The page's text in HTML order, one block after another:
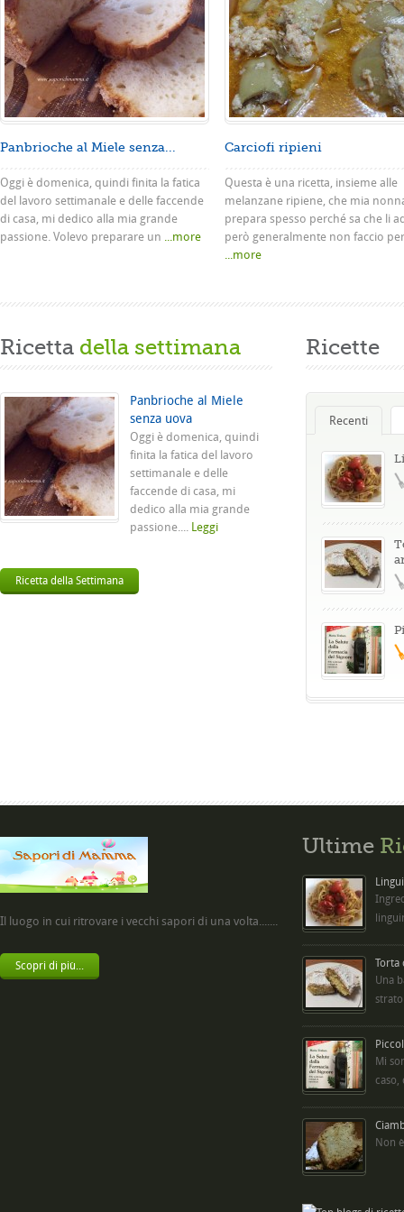
Panbrioche al Miele senza...
Oggi è domenica, quindi finita la fatica
del lavoro settimanale e delle faccende
di casa, mi dedico alla mia grande
passione. Volevo preparare un ...more
Carciofi ripieni
Questa è una ricetta, insieme alle
melanzane ripiene, che mia
prepara spesso perché sa che li
però generalmente non faccio
...more
Ricetta della settimana
Panbrioche al Miele
senza uova
Oggi è domenica, quindi
finita la fatica del lavoro
settimanale e delle
faccende di casa, mi
dedico alla mia grande
passione.... Leggi
Ricetta della Settimana
Ricette
Recenti
Il luogo in cui ritrovare i vecchi sapori di una volta.......
Scopri di più...
Ultime
Torta
Una
Mi
caso,
Non